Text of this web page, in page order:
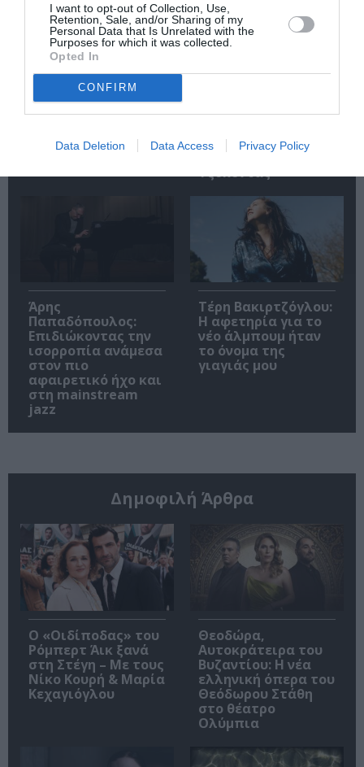
I want to opt-out of Collection, Use,
Retention, Sale, and/or Sharing of my
Personal Data that Is Unrelated with the
Purposes for which it was collected.
Opted In
CONFIRM
Data Deletion Data Access Privacy Policy
Το soundtrack του
φετινού
καλοκαιριού: 6+1
δίσκοι Nuevo
Η Αμερική του
Ορχήστρα Αθηνών
έργα Blue και Το
Χαμόγελο της
Τζοκόντας
Άρης
Παπαδόπουλος:
Επιδιώκοντας την
ισορροπία ανάμεσα
στον πιο
αφαιρετικό ήχο και
στη mainstream
jazz
Τέρη Βακιρτζόγλου:
Η αφετηρία για το
νέο άλμπουμ ήταν
το όνομα της
γιαγιάς μου
Δημοφιλή Άρθρα
O «Οιδίποδας» του
Ρόμπερτ Άικ ξανά
στη Στέγη – Με τους
Νίκο Κουρή & Μαρία
Κεχαγιόγλου
Θεοδώρα,
Αυτοκράτειρα του
Βυζαντίου: Η νέα
ελληνική όπερα του
Θεόδωρου Στάθη
στο θέατρο
Ολύμπια